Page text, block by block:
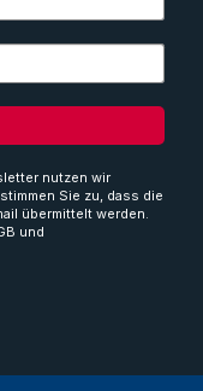
nutzen wir
Sie zu, dass die
übermittelt werden.
und